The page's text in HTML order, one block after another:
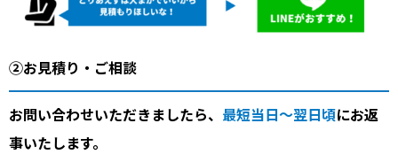
②お見積り・ご相談
お問い合わせいただきましたら、 最短当日～翌日頃にお返
事いたします。